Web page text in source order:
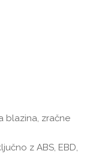
blazina, zračne
z ABS, EBD,